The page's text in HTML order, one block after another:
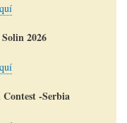
2026
-Serbia